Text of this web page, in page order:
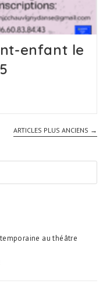
enfant le
ARTICLES PLUS ANCIENS →
au théâtre